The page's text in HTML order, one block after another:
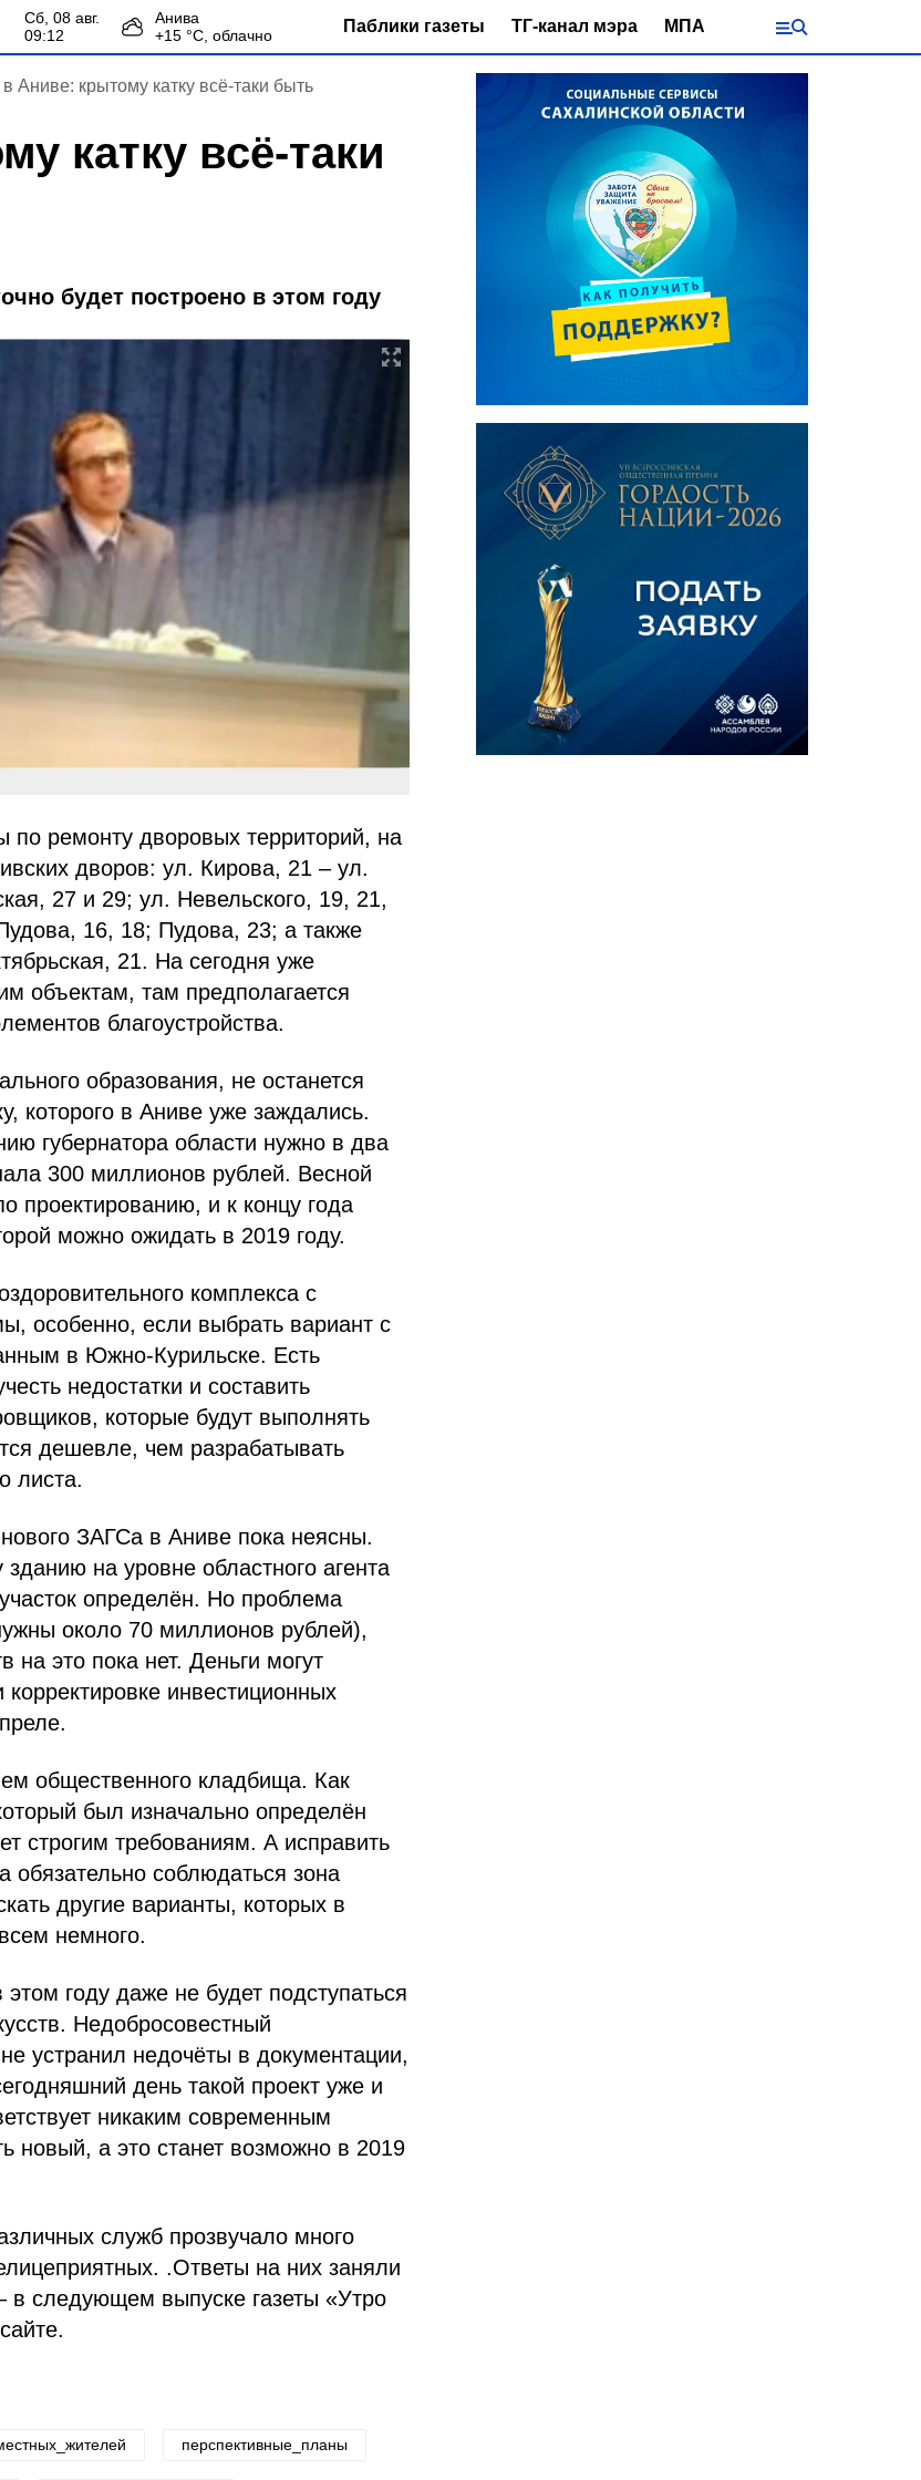
сб, 08 авг.
09:12
Анива
+15 °С, облачно Паблики газеты ТГ-канал мэра МПА
Аниве: крытому катку всё-таки быть
катку всё-таки
будет построено в этом году
по ремонту дворовых территорий, на
дворов: ул. Кирова, 21 – ул.
27 и 29; ул. Невельского, 19, 21,
16, 18; Пудова, 23; а также
21. На сегодня уже
объектам, там предполагается
благоустройства.
образования, не останется
которого в Аниве уже заждались.
губернатора области нужно в два
300 миллионов рублей. Весной
проектированию, и к концу года
можно ожидать в 2019 году.
комплекса с
особенно, если выбрать вариант с
в Южно-Курильске. Есть
недостатки и составить
которые будут выполнять
дешевле, чем разрабатывать
листа.
ЗАГСа в Аниве пока неясны.
на уровне областного агента
определён. Но проблема
около 70 миллионов рублей),
на это пока нет. Деньги могут
инвестиционных
общественного кладбища. Как
был изначально определён
строгим требованиям. А исправить
обязательно соблюдаться зона
другие варианты, которых в
немного.
году даже не будет подступаться
Недобросовестный
устранил недочёты в документации,
день такой проект уже и
никаким современным
новый, а это станет возможно в 2019
служб прозвучало много
.Ответы на них заняли
в следующем выпуске газеты «Утро
перспективные_планы